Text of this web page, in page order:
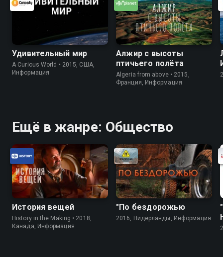
Удивительный мир
A Curious World • 2015, США,
Информация
Алжир с высоты
птичьего полёта
Algeria from above • 2015,
Франция, Информация
Ещё в жанре: Общество
История вещей
History in the Making • 2018,
Канада, Информация
"По бездорожью
2016, Нидерланды, Информация